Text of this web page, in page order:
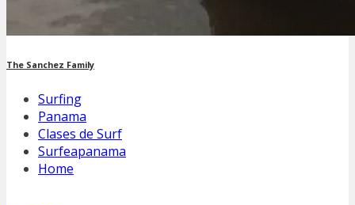
The Sanchez Family
Surfing
Panama
Clases de Surf
Surfeapanama
Home